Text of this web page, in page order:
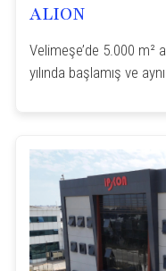
ALION
Velimeşe’de 5.000 m²
yılında başlamış ve